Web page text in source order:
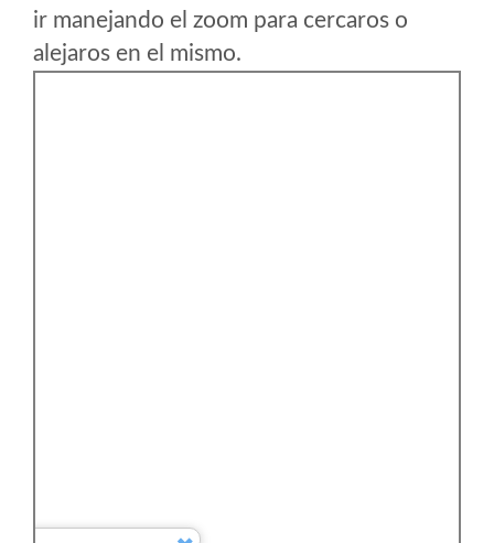
ir manejando el zoom para cercaros o
alejaros en el mismo.